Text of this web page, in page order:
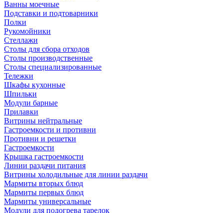
Ванны моечные
Подставки и подтоварники
Полки
Рукомойники
Стеллажи
Столы для сбора отходов
Столы производственные
Столы специализированные
Тележки
Шкафы кухонные
Шпильки
Модули барные
Прилавки
Витрины нейтральные
Гастроемкости и противни
Противни и решетки
Гастроемкости
Крышка гастроемкости
Линии раздачи питания
Витрины холодильные для линии раздачи
Мармиты вторых блюд
Мармиты первых блюд
Мармиты универсальные
Модули для подогрева тарелок